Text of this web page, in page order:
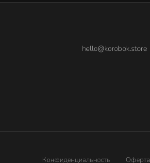
hello@korobok.store
Конфиденциальность Оферта